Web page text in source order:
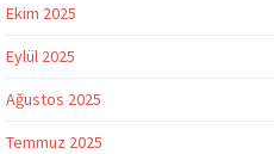
Ekim 2025
Eylül 2025
Ağustos 2025
Temmuz 2025